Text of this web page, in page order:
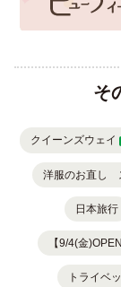
そ
クイーンズウェイ
洋服のお直し
日本旅行
【9/4(金
トライベ